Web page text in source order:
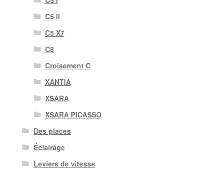
C5 II
C5 X7
C8
Croisement C
XANTIA
XSARA
XSARA PICASSO
Des places
Éclairage
Leviers de vitesse